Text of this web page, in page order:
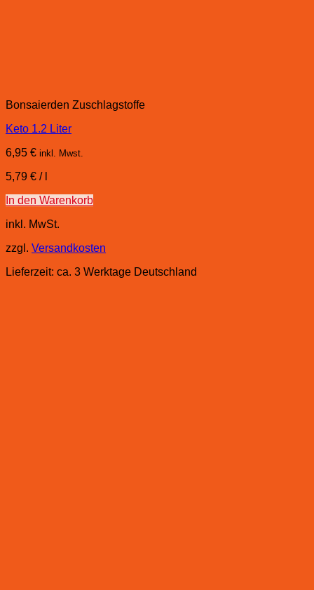
Bonsaierden Zuschlagstoffe
Keto 1.2 Liter
6,95 € inkl. Mwst.
5,79 € /
In den Warenkorb
inkl. MwSt.
zzgl. Versandkosten
Lieferzeit: ca. 3 Werktage Deutschland